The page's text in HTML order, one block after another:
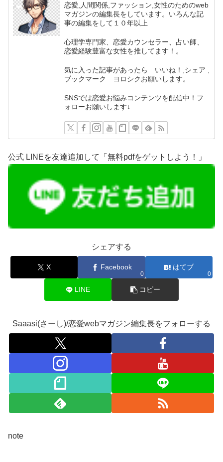
恋愛,人間関係,ファッション,女性のためのweb
マガジンの編集長をしています。いろんな記
事の編集をして１０年以上
心理学専門家、恋愛カウンセラー、占い師、
恋愛経験豊富な女性を推してます！。
気に入った記事があったら いいね！,シェア ,
ブックマーク ヨロシクお願いします。
SNSでは恋愛お悩みコンテンツを配信中！フ
ォローお願いします↓
公式 LINEを友達追加して「無料pdfをゲットしよう！」
シェアする
X Facebook
0
はてブ
0
LINE コピー
Saaasi(さーし)/恋愛webマガジン編集長をフォローする
note